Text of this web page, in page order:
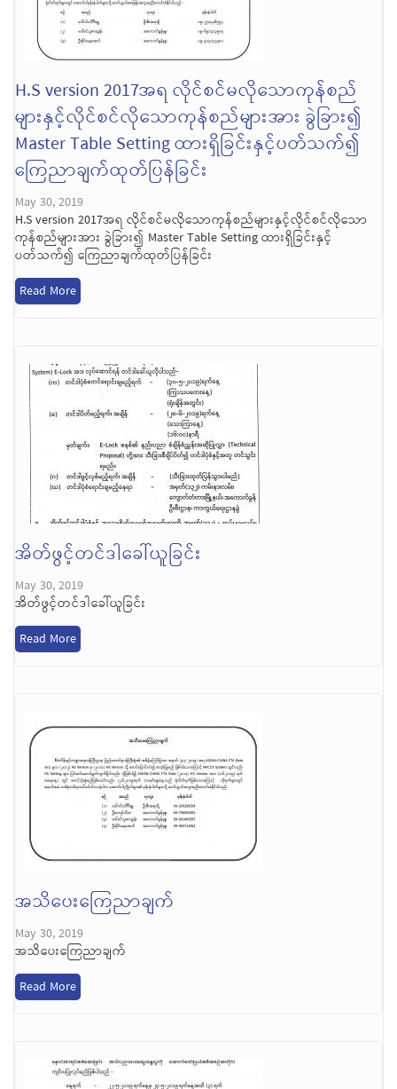
H.S version 2017အရ လိုင်စင်မလိုသောကုန်စည်
များနှင့်လိုင်စင်လိုသောကုန်စည်များအား ခွဲခြား၍
Master Table Setting ထားရှိခြင်းနှင့်ပတ်သက်၍
ကြေညာချက်ထုတ်ပြန်ခြင်း
May 30, 2019
H.S version 2017အရ လိုင်စင်မလိုသောကုန်စည်များနှင့်လိုင်စင်လိုသော
ကုန်စည်များအား ခွဲခြား၍ Master Table Setting ထားရှိခြင်းနှင့်
ပတ်သက်၍ ကြေညာချက်ထုတ်ပြန်ခြင်း
Read More
အိတ်ဖွင့်တင်ဒါခေါ်ယူခြင်း
May 30, 2019
အိတ်ဖွင့်တင်ဒါခေါ်ယူခြင်း
Read More
အသိပေးကြေညာချက်
May 30, 2019
အသိပေးကြေညာချက်
Read More